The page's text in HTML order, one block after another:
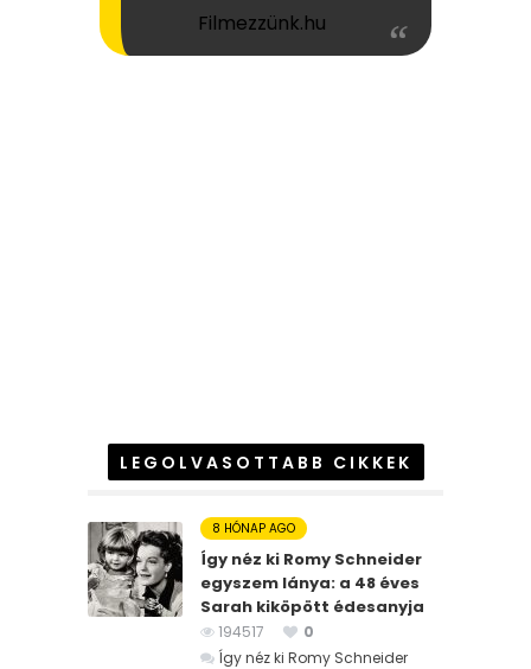
Filmezzünk.hu
LEGOLVASOTTABB CIKKEK
8 HÓNAP AGO
Így néz ki Romy Schneider
egyszem lánya: a 48 éves
Sarah kiköpött édesanyja
194517
0
Így néz ki Romy Schneider